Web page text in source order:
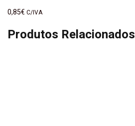
0,85€ C/IVA
Produtos Relacionados